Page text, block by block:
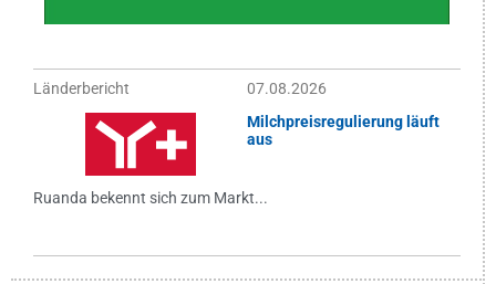
Länderbericht
07.08.2026
Milchpreisregulierung läuft
aus
Ruanda bekennt sich zum Markt...